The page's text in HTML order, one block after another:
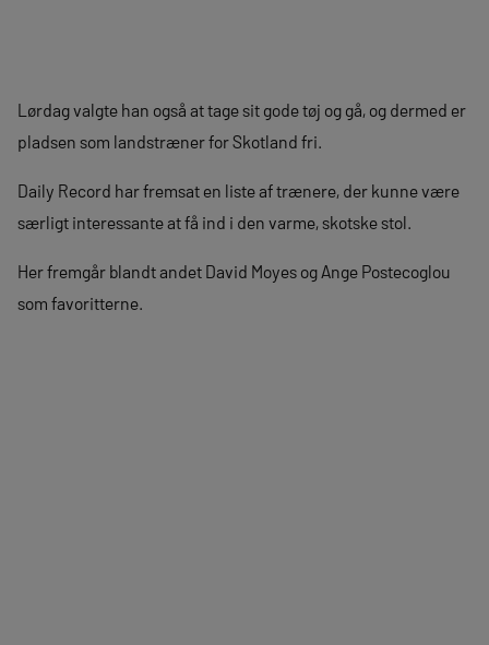
Lørdag valgte han også at tage sit gode tøj og gå, og dermed er
pladsen som landstræner for Skotland fri.
Daily Record har fremsat en liste af trænere, der kunne være
særligt interessante at få ind i den varme, skotske stol.
Her fremgår blandt andet David Moyes og Ange Postecoglou
som favoritterne.